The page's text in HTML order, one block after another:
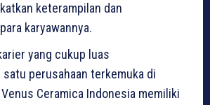
keterampilan dan
karyawannya.
yang cukup luas
satu perusahaan terkemuka di
Ceramica Indonesia memiliki